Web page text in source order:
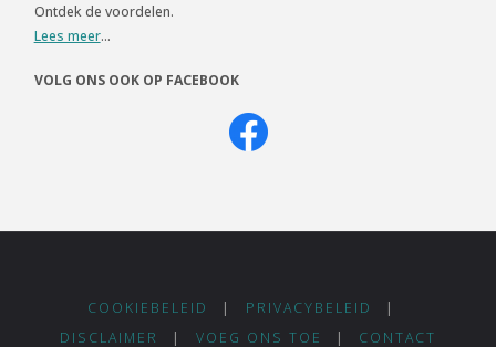
Ontdek de voordelen.
Lees meer...
VOLG ONS OOK OP FACEBOOK
COOKIEBELEID | PRIVACYBELEID
|
DISCLAIMER
| VOEG ONS TOE | CONTACT